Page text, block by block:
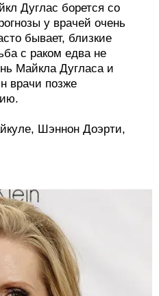
Дуглас борется со
у врачей очень
бывает, близкие
с раком едва не
Майкла Дугласа и
врачи позже
Шэннон Доэрти,